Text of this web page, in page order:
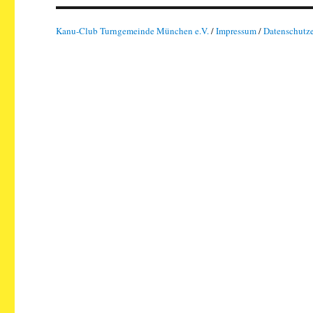
Kanu-Club Turngemeinde München e.V./Impressum/